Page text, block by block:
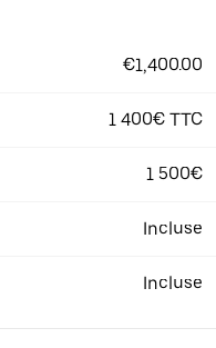
€1,400.00
1 400€ TTC
1 500€
Incluse
Incluse